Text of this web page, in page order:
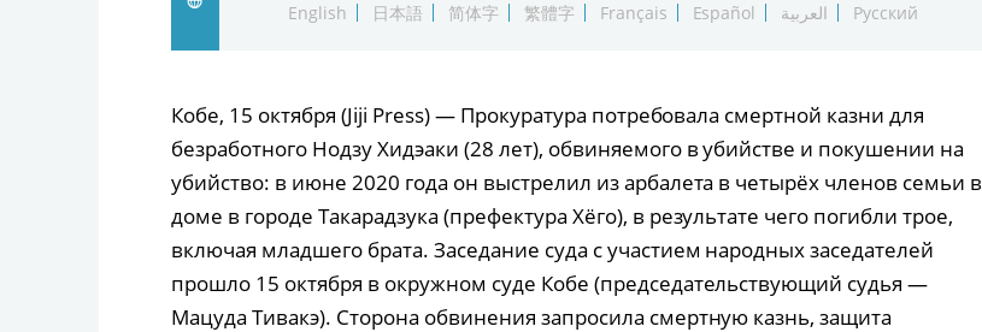
English
日本語 简体字 繁體字 Français Español العربية Русский
Кобе, 15 октября (Jiji Press) — Прокуратура потребовала смертной казни для
безработного Нодзу Хидэаки (28 лет), обвиняемого в убийстве и покушении на
убийство: в июне 2020 года он выстрелил из арбалета в четырёх членов семьи в
доме в городе Такарадзука (префектура Хёго), в результате чего погибли трое,
включая младшего брата. Заседание суда с участием народных заседателей
прошло 15 октября в окружном суде Кобе (председательствующий судья —
Мацуда Тивакэ). Сторона обвинения запросила смертную казнь, защита